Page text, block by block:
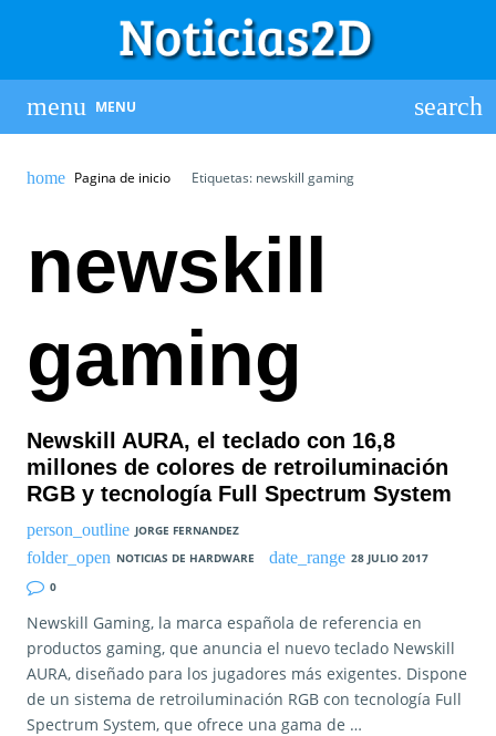
MENU
Pagina de inicio Etiquetas: newskill gaming
newskill
gaming
Newskill AURA, el teclado con 16,8
millones de colores de retroiluminación
RGB y tecnología Full Spectrum System
JORGE FERNANDEZ
NOTICIAS DE HARDWARE
28 JULIO 2017
0
Newskill Gaming, la marca española de referencia en
productos gaming, que anuncia el nuevo teclado Newskill
AURA, diseñado para los jugadores más exigentes. Dispone
de un sistema de retroiluminación RGB con tecnología Full
Spectrum System, que ofrece una gama de …